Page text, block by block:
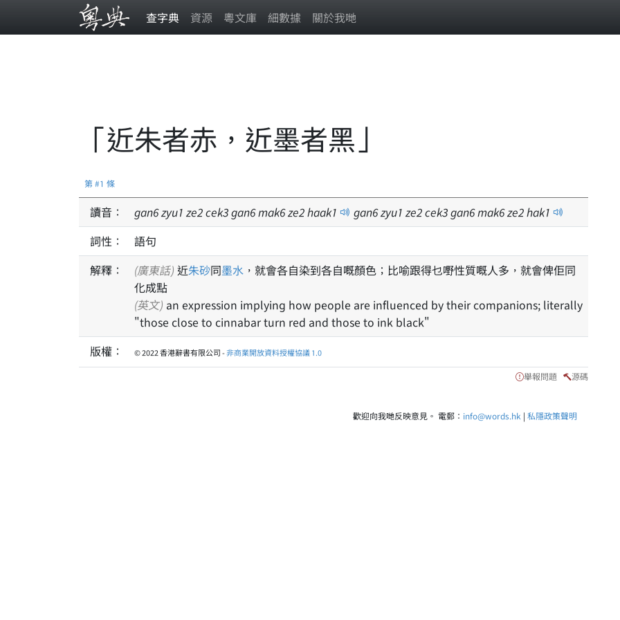
查字典 資源 粵文庫 細數據 關於我哋
「近朱者赤，近墨者黑」
第 #1 條
讀音： gan6zyu1 ze2cek3gan6mak6ze2haak1 gan6zyu1 ze2cek3gan6mak6ze2hak1
詞性：
語句
解釋：
(廣東話) 近朱砂同墨水 ，就會各自染到各自嘅顏色；比喻跟得乜嘢性質嘅人多，就會俾佢同
化成點
(英文) an expression implying how people are influenced by their companions; literally
"those close to cinnabar turn red and those to ink black"
版權：
© 2022 香港辭書有限公司 -非商業開放資料授權協議 1.0
舉報問題 源碼
歡迎向我哋反映意見。 電郵： info@words.hk | 私隱政策聲明